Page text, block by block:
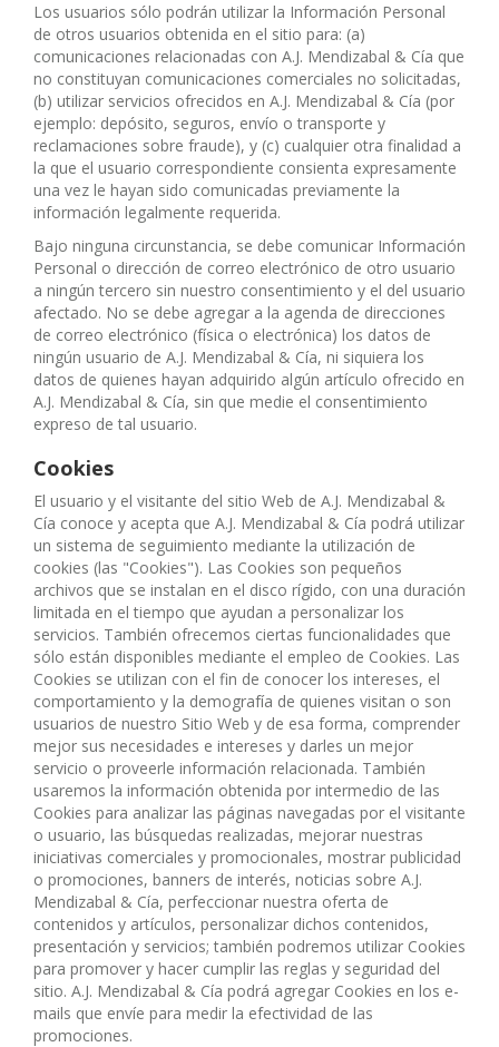
Los usuarios sólo podrán utilizar la Información Personal
de otros usuarios obtenida en el sitio para: (a)
comunicaciones relacionadas con A.J. Mendizabal & Cía que
no constituyan comunicaciones comerciales no solicitadas,
(b) utilizar servicios ofrecidos en A.J. Mendizabal & Cía (por
ejemplo: depósito, seguros, envío o transporte y
reclamaciones sobre fraude), y (c) cualquier otra finalidad a
la que el usuario correspondiente consienta expresamente
una vez le hayan sido comunicadas previamente la
información legalmente requerida.
Bajo ninguna circunstancia, se debe comunicar Información
Personal o dirección de correo electrónico de otro usuario
a ningún tercero sin nuestro consentimiento y el del usuario
afectado. No se debe agregar a la agenda de direcciones
de correo electrónico (física o electrónica) los datos de
ningún usuario de A.J. Mendizabal & Cía, ni siquiera los
datos de quienes hayan adquirido algún artículo ofrecido en
A.J. Mendizabal & Cía, sin que medie el consentimiento
expreso de tal usuario.
Cookies
El usuario y el visitante del sitio Web de A.J. Mendizabal &
Cía conoce y acepta que A.J. Mendizabal & Cía podrá utilizar
un sistema de seguimiento mediante la utilización de
cookies (las "Cookies"). Las Cookies son pequeños
archivos que se instalan en el disco rígido, con una duración
limitada en el tiempo que ayudan a personalizar los
servicios. También ofrecemos ciertas funcionalidades que
sólo están disponibles mediante el empleo de Cookies. Las
Cookies se utilizan con el fin de conocer los intereses, el
comportamiento y la demografía de quienes visitan o son
usuarios de nuestro Sitio Web y de esa forma, comprender
mejor sus necesidades e intereses y darles un mejor
servicio o proveerle información relacionada. También
usaremos la información obtenida por intermedio de las
Cookies para analizar las páginas navegadas por el visitante
o usuario, las búsquedas realizadas, mejorar nuestras
iniciativas comerciales y promocionales, mostrar publicidad
o promociones, banners de interés, noticias sobre A.J.
Mendizabal & Cía, perfeccionar nuestra oferta de
contenidos y artículos, personalizar dichos contenidos,
presentación y servicios; también podremos utilizar Cookies
para promover y hacer cumplir las reglas y seguridad del
sitio. A.J. Mendizabal & Cía podrá agregar Cookies en los e-
mails que envíe para medir la efectividad de las
promociones.